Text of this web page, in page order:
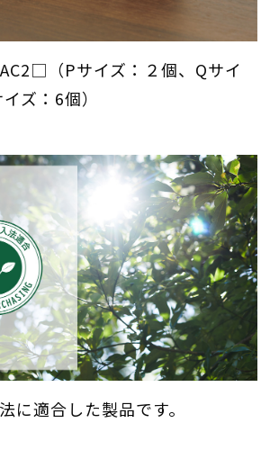
（Pサイズ：２個、Qサイ
ズ：6個）
に適合した製品です。